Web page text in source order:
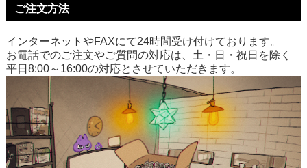
ご注文方法
インターネットやFAXにて24時間受け付けております。
お電話でのご注文やご質問の対応は、土・日・祝日を除く
平日8:00～16:00の対応とさせていただきます。